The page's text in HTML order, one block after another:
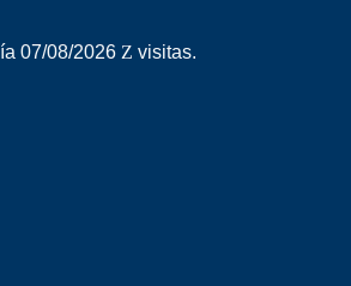
07/08/2026 visitas.